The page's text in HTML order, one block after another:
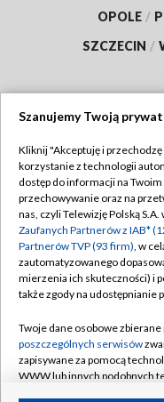
OPOLE /
SZCZECIN /
Abonament TVP
Emisja w TVP
Centrum informacji
Naziemna Telewizja
Rada Programowa
System NOS
Informacje o nadawcy
Szanujemy Twoją
Kliknij "Akceptuję i
korzystanie z technologii
dostęp do informacji na
przechowywanie oraz na
nas, czyli Telewizję Polską
Zaufanych Partnerów z IAB*
Partnerów TVP (93 firm), w
zautomatyzowanego
mierzenia ich skuteczności) i
także zgody na udostępnianie
Twoje dane osobowe
poszczególnych serwisów
zapisywane za pomocą
WWW lub innych podobnych